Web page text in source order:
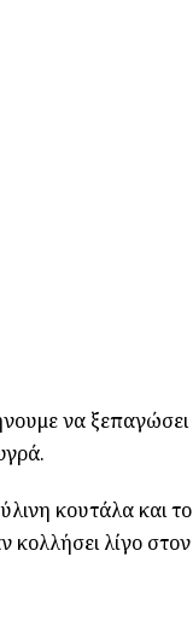
να ξεπαγώσει
κουτάλα και το
κολλήσει λίγο στον